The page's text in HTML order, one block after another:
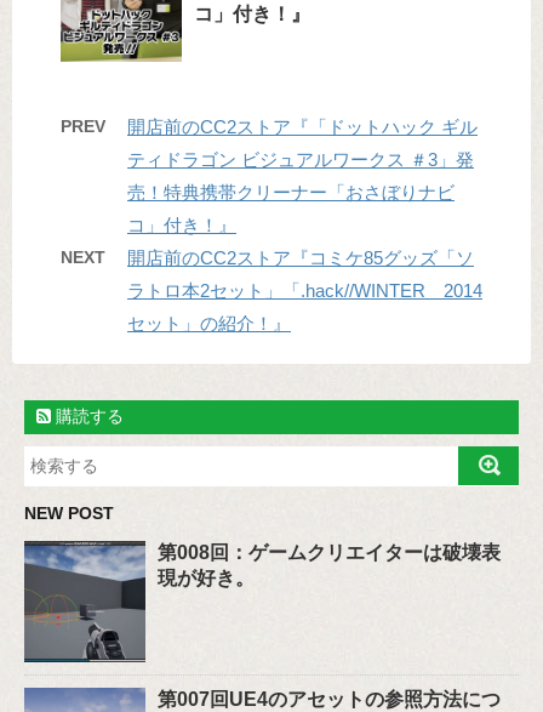
コ」付き！』
PREV
開店前のCC2ストア『「ドットハック ギル
ティドラゴン ビジュアルワークス ＃3」発
売！特典携帯クリーナー「おさぼりナビ
コ」付き！』
NEXT
開店前のCC2ストア『コミケ85グッズ「ソ
ラトロ本2セット」「.hack//WINTER 2014
セット」の紹介！』
購読する
NEW POST
第008回：ゲームクリエイターは破壊表
現が好き。
第007回UE4のアセットの参照方法につ